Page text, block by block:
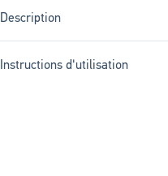
Description
Instructions d'utilisation